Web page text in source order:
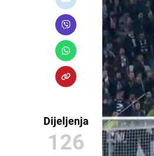
Dijeljenja
126